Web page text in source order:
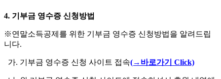
4. 기부금 영수증 신청방법
※연말소득공제를 위한 기부금 영수증 신청방법을 알려드립
니다.
가. 기부금 영수증 신청 사이트 접속(→바로가기 Click)